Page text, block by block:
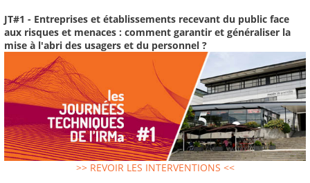
JT#1 - Entreprises et établissements recevant du public face
aux risques et menaces : comment garantir et généraliser la
mise à l'abri des usagers et du personnel ?
>> REVOIR LES INTERVENTIONS <<